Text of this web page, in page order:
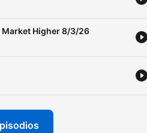
Market Higher 8/3/26